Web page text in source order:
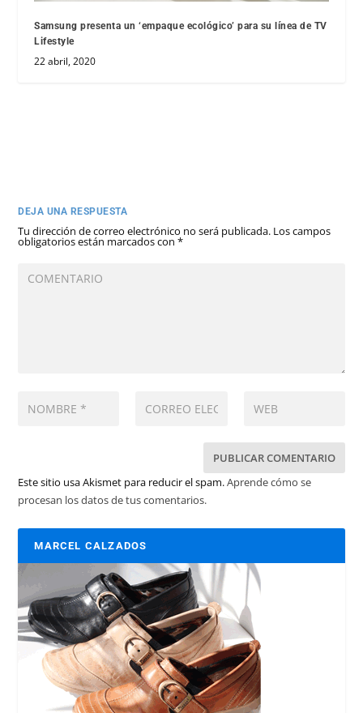
Samsung presenta un ‘empaque ecológico’ para su línea de TV
Lifestyle
22 abril, 2020
DEJA UNA RESPUESTA
Tu dirección de correo electrónico no será publicada. Los campos
obligatorios están marcados con*
Este sitio usa Akismet para reducir el spam.Aprende cómo se
procesan los datos de tus comentarios.
MARCEL CALZADOS